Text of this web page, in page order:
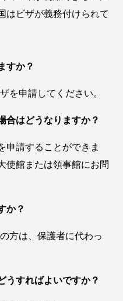
はビザが義務付けられて
すか？
を申請してください。
合はどうなりますか？
申請することができま
使館または領事館にお問
か？
方は、保護者に代わっ
うすればよいですか？